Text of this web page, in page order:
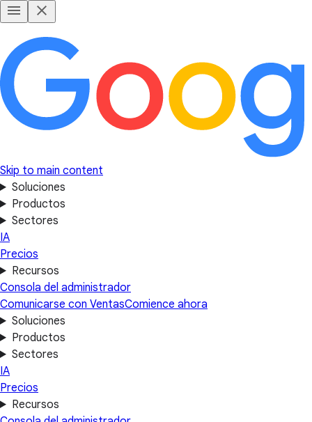
Skip to main content
Soluciones
Productos
Sectores
IA
Precios
Recursos
Consola del administrador
Comunicarse con VentasComience ahora
Soluciones
Productos
Sectores
IA
Precios
Recursos